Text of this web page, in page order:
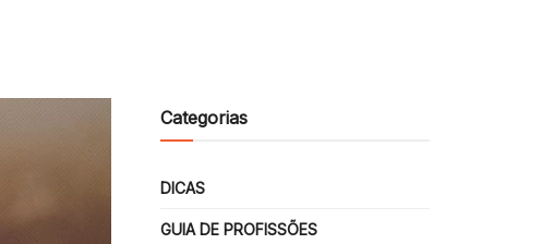
Categorias
DICAS
GUIA DE PROFISSÕES